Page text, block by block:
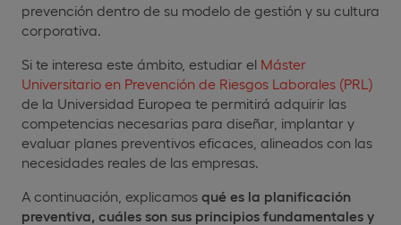
prevención dentro de su modelo de gestión y su cultura
corporativa.
Si te interesa este ámbito, estudiar el Máster
Universitario en Prevención de Riesgos Laborales (PRL)
de la Universidad Europea te permitirá adquirir las
competencias necesarias para diseñar, implantar y
evaluar planes preventivos eficaces, alineados con las
necesidades reales de las empresas.
A continuación, explicamos qué es la planificación
preventiva, cuáles son sus principios fundamentales y